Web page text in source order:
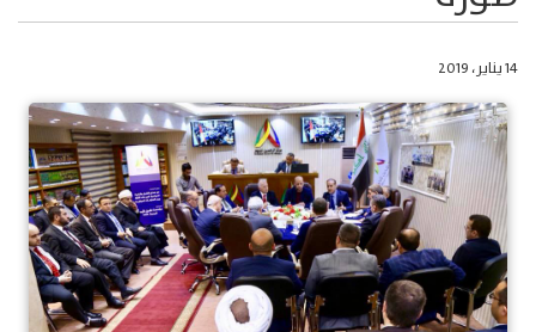
14 يناير، 2019